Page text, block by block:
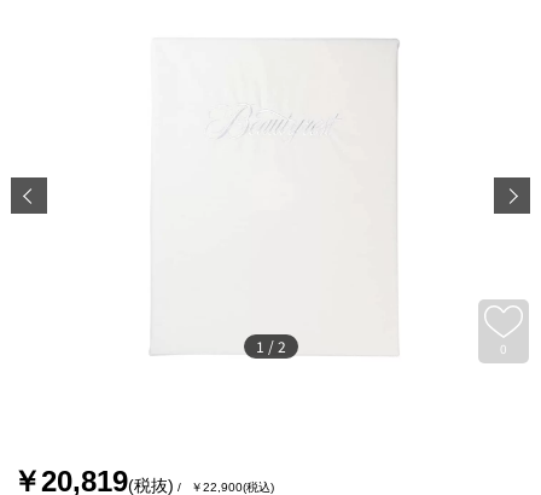
0
1 /2
￥20,819(税抜) ￥22,900(税込)